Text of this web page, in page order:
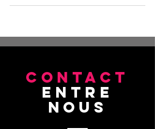
CONTACT
entre
nous